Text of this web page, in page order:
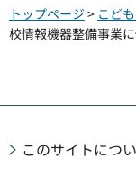
トップページ > こど
校情報機器整備事業
このサイトにつ